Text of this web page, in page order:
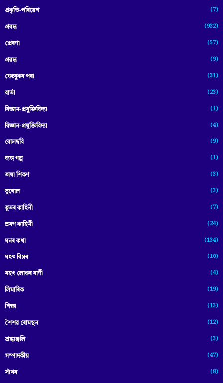
প্ৰকৃতি-পৰিৱেশ (7)
প্ৰবন্ধ (932)
প্ৰেৰণা (57)
প্ৰৱন্ধ (9)
ফেচবুকৰ পৰা (31)
বাৰ্তা (23)
বিজ্ঞান-প্রযুক্তিবিদ্যা (1)
বিজ্ঞান-প্ৰযুক্তিবিদ্যা (4)
বোলছবি (9)
ব্যঙ্গ গল্প (1)
ভাষা শিকণ (3)
ভূগোল (3)
ভূতৰ কাহিনী (7)
ভ্ৰমণ কাহিনী (24)
মনৰ কথা (134)
মহৎ বিচাৰ (10)
মহৎ লোকৰ বাণী (4)
লিমাৰিক (19)
শিক্ষা (13)
শৈশৱ ৰোমন্থন (12)
শ্ৰদ্ধাঞ্জলি (3)
সম্পাদকীয় (47)
সাঁথৰ (8)